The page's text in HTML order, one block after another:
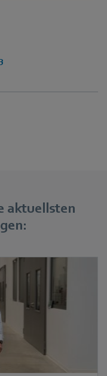
aktuellsten